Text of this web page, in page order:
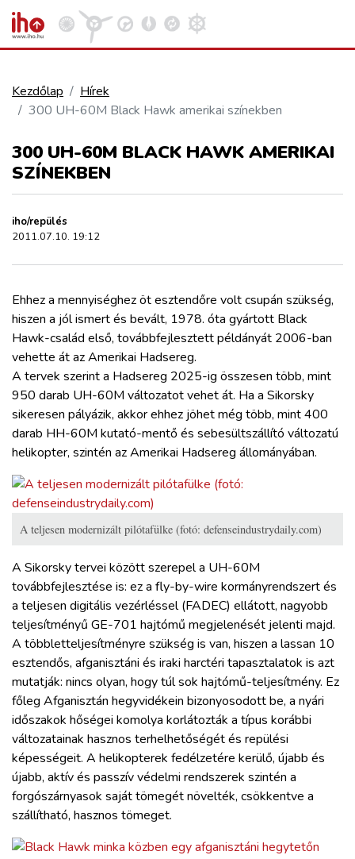
VASÚT
KÖZÚT
REPÜLÉS
KÖZLEKEDÉSFEJLESZTÉS
ELLÁTÁSI LÁNC
ZÖLDÚT
HAJÓZÁS
BLOG
ARCHÍVUM
BELÉPÉS
REGISZTRÁCIÓ
Kosár megtekintése
Kezdőlap
Hírek
300 UH-60M Black Hawk amerikai színekben
300 UH-60M BLACK HAWK AMERIKAI
SZÍNEKBEN
iho/repülés
2011.07.10. 19:12
Ehhez a mennyiséghez öt esztendőre volt csupán szükség,
hiszen a jól ismert és bevált, 1978. óta gyártott Black
Hawk-család első, továbbfejlesztett példányát 2006-ban
vehette át az Amerikai Hadsereg.
A tervek szerint a Hadsereg 2025-ig összesen több, mint
950 darab UH-60M változatot vehet át. Ha a Sikorsky
sikeresen pályázik, akkor ehhez jöhet még több, mint 400
darab HH-60M kutató-mentő és sebesültszállító változatú
helikopter, szintén az Amerikai Hadsereg állományában.
A teljesen modernizált pilótafülke (fotó: defenseindustrydaily.com)
A Sikorsky tervei között szerepel a UH-60M
továbbfejlesztése is: ez a fly-by-wire kormányrendszert és
a teljesen digitális vezérléssel (FADEC) ellátott, nagyobb
teljesítményű GE-701 hajtómű megjelenését jelenti majd.
A többletteljesítményre szükség is van, hiszen a lassan 10
esztendős, afganisztáni és iraki harctéri tapasztalatok is azt
mutatják: nincs olyan, hogy túl sok hajtómű-teljesítmény. Ez
főleg Afganisztán hegyvidékein bizonyosodott be, a nyári
időszakok hőségei komolya korlátozták a típus korábbi
változatainak hasznos terhelhetőségét és repülési
képességeit. A helikopterek fedélzetére kerülő, újabb és
újabb, aktív és passzív védelmi rendszerek szintén a
forgószárnyasok saját tömegét növelték, csökkentve a
szállítható, hasznos tömeget.